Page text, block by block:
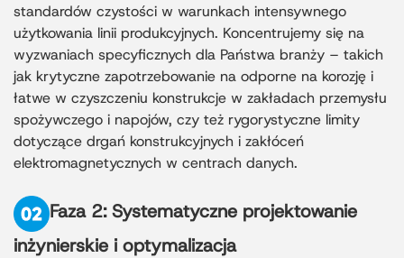
standardów czystości w warunkach intensywnego
użytkowania linii produkcyjnych. Koncentrujemy się na
wyzwaniach specyficznych dla Państwa branży – takich
jak krytyczne zapotrzebowanie na odporne na korozję i
łatwe w czyszczeniu konstrukcje w zakładach przemysłu
spożywczego i napojów, czy też rygorystyczne limity
dotyczące drgań konstrukcyjnych i zakłóceń
elektromagnetycznych w centrach danych.
Faza 2: Systematyczne projektowanie
inżynierskie i optymalizacja